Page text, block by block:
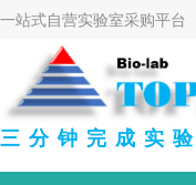
一站式自营实验室采购平台
三分钟完成实